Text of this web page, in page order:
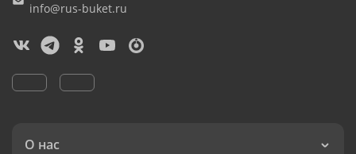
info@rus-buket.ru
О нас